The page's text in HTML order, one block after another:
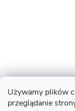
Używamy plików
przeglądanie